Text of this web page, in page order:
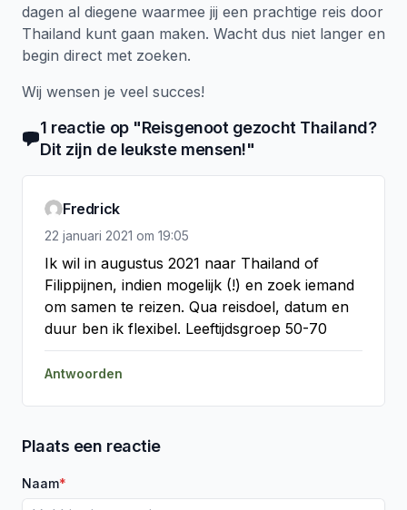
dagen al diegene waarmee jij een prachtige reis door
Thailand kunt gaan maken. Wacht dus niet langer en
begin direct met zoeken.
Wij wensen je veel succes!
1 reactie op "Reisgenoot gezocht Thailand?
Dit zijn de leukste mensen!"
Fredrick
22 januari 2021 om 19:05
Ik wil in augustus 2021 naar Thailand of
Filippijnen, indien mogelijk (!) en zoek iemand
om samen te reizen. Qua reisdoel, datum en
duur ben ik flexibel. Leeftijdsgroep 50-70
Antwoorden
Plaats een reactie
Naam*